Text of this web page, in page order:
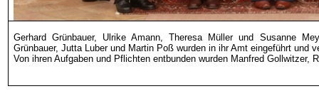
Gerhard Grünbauer, Ulrike Amann, Theresa Müller und Susanne
Grünbauer, Jutta Luber und Martin Poß wurden in ihr Amt eingeführt und
Von ihren Aufgaben und Pflichten entbunden wurden Manfred Gollwitzer,